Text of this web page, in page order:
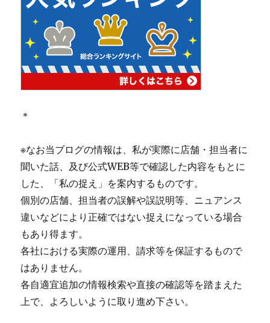
＊
※なお当ブログの情報は、私が実際に店舗・担当者に
聞いた話、及び公式WEB等で確認した内容をもとに
した、「私の捉え」を案内するものです。
個別の店舗、担当者の誤解や誤説明等、ニュアンス
違いなどにより正確ではない捉えになっている場合
もあり得ます。
各社における実際の運用、請求等を保証するもので
はありません。
各自適宜追加の情報検索や直接の確認等を踏まえた
上で、よろしいように取り進め下さい。